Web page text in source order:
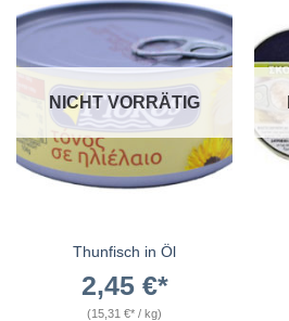
NICHT VORRÄTIG
Thunfisch in Öl
2,45 €
(15,31 € / kg)